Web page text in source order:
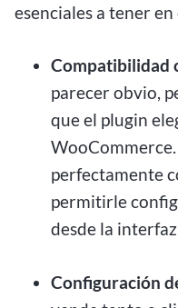
esenciales a tener
Compatibilidad
parecer obvio,
que el plugin
perfectamente
permitirle
desde la
Configuración